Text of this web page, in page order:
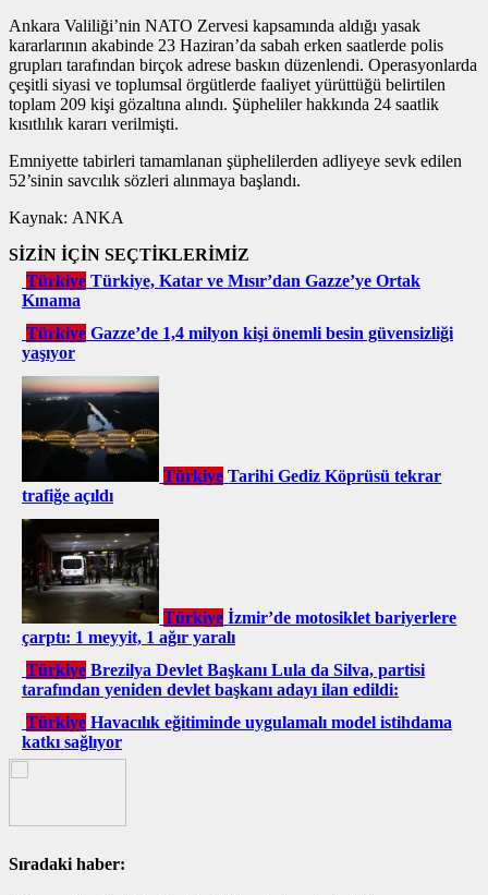
Ankara Valiliği’nin NATO Zervesi kapsamında aldığı yasak
kararlarının akabinde 23 Haziran’da sabah erken saatlerde polis
grupları tarafından birçok adrese baskın düzenlendi. Operasyonlarda
çeşitli siyasi ve toplumsal örgütlerde faaliyet yürüttüğü belirtilen
toplam 209 kişi gözaltına alındı. Şüpheliler hakkında 24 saatlik
kısıtlılık kararı verilmişti.
Emniyette tabirleri tamamlanan şüphelilerden adliyeye sevk edilen
52’sinin savcılık sözleri alınmaya başlandı.
Kaynak: ANKA
SİZİN İÇİN SEÇTİKLERİMİZ
Türkiye Türkiye, Katar ve Mısır’dan Gazze’ye Ortak
Kınama
Türkiye Gazze’de 1,4 milyon kişi önemli besin güvensizliği
yaşıyor
Türkiye Tarihi Gediz Köprüsü tekrar
trafiğe açıldı
Türkiye İzmir’de motosiklet bariyerlere
çarptı: 1 meyyit, 1 ağır yaralı
Türkiye Brezilya Devlet Başkanı Lula da Silva, partisi
tarafından yeniden devlet başkanı adayı ilan edildi:
Türkiye Havacılık eğitiminde uygulamalı model istihdama
katkı sağlıyor
Sıradaki haber: